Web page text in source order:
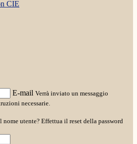
CIE
E-mail Verrà inviato un messaggio
necessarie.
nome utente? Effettua il reset della password